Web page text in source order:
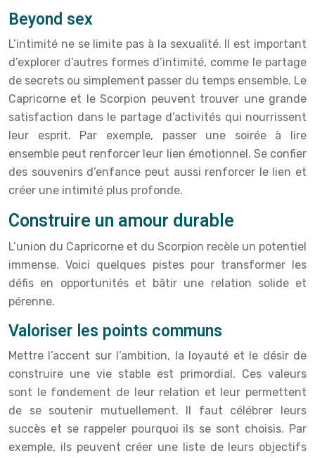
Beyond sex
L’intimité ne se limite pas à la sexualité. Il est important
d’explorer d’autres formes d’intimité, comme le partage
de secrets ou simplement passer du temps ensemble. Le
Capricorne et le Scorpion peuvent trouver une grande
satisfaction dans le partage d’activités qui nourrissent
leur esprit. Par exemple, passer une soirée à lire
ensemble peut renforcer leur lien émotionnel. Se confier
des souvenirs d’enfance peut aussi renforcer le lien et
créer une intimité plus profonde.
Construire un amour durable
L’union du Capricorne et du Scorpion recèle un potentiel
immense. Voici quelques pistes pour transformer les
défis en opportunités et bâtir une relation solide et
pérenne.
Valoriser les points communs
Mettre l’accent sur l’ambition, la loyauté et le désir de
construire une vie stable est primordial. Ces valeurs
sont le fondement de leur relation et leur permettent
de se soutenir mutuellement. Il faut célébrer leurs
succès et se rappeler pourquoi ils se sont choisis. Par
exemple, ils peuvent créer une liste de leurs objectifs